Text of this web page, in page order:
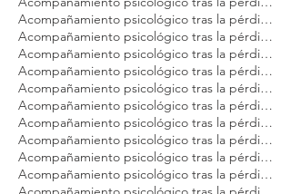
Acompañamiento psicológico tras la pérdida de tu mascota Modest Dog Brasil
Acompañamiento psicológico tras la pérdida de tu mascota Modest Dog Buenos Aires
Acompañamiento psicológico tras la pérdida de tu mascota Modest Dog CDMX
Acompañamiento psicológico tras la pérdida de tu mascota Modest Dog Cancún
Acompañamiento psicológico tras la pérdida de tu mascota Modest Dog Guadalajara
Acompañamiento psicológico tras la pérdida de tu mascota Modest Dog Los Cabos
Acompañamiento psicológico tras la pérdida de tu mascota Modest Dog México
Acompañamiento psicológico tras la pérdida de tu mascota Modest Dog Panamá
Acompañamiento psicológico tras la pérdida de tu mascota Modest Dog Playa del Carmen
Acompañamiento psicológico tras la pérdida de tu mascota Modest Dog Puebla